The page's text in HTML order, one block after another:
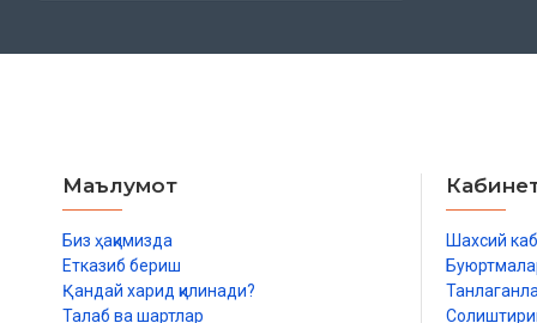
Маълумот
Биз ҳақимизда
Етказиб бериш
Қандай харид қилинади?
Талаб ва шартлар
Шахсий